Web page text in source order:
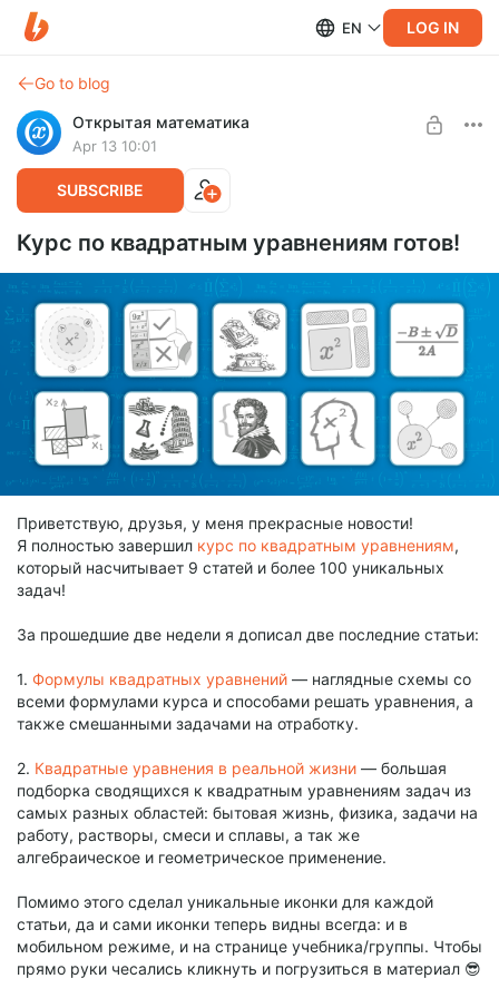
EN LOG IN
Go to blog
Открытая математика
Apr 13 10:01
SUBSCRIBE
Курс по квадратным уравнениям готов!
Приветствую, друзья, у меня прекрасные новости!
Я полностью завершил курс по квадратным уравнениям,
который насчитывает 9 статей и более 100 уникальных
задач!
За прошедшие две недели я дописал две последние статьи:
1. Формулы квадратных уравнений — наглядные схемы со
всеми формулами курса и способами решать уравнения, а
также смешанными задачами на отработку.
2. Квадратные уравнения в реальной жизни — большая
подборка сводящихся к квадратным уравнениям задач из
самых разных областей: бытовая жизнь, физика, задачи на
работу, растворы, смеси и сплавы, а так же
алгебраическое и геометрическое применение.
Помимо этого сделал уникальные иконки для каждой
статьи, да и сами иконки теперь видны всегда: и в
мобильном режиме, и на странице учебника/группы. Чтобы
прямо руки чесались кликнуть и погрузиться в материал 😎